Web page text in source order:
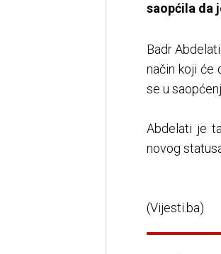
saopćila da
Badr
način koji će
se u
Abdelati je
novog
(Vijesti.ba)